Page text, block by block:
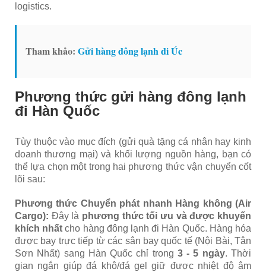
logistics.
Tham khảo: Gửi hàng đông lạnh đi Úc
Phương thức gửi hàng đông lạnh
đi Hàn Quốc
Tùy thuộc vào mục đích (gửi quà tặng cá nhân hay kinh
doanh thương mại) và khối lượng nguồn hàng, bạn có
thể lựa chọn một trong hai phương thức vận chuyển cốt
lõi sau:
Phương thức Chuyển phát nhanh Hàng không (Air
Cargo): Đây là phương thức tối ưu và được khuyến
khích nhất cho hàng đông lạnh đi Hàn Quốc. Hàng hóa
được bay trực tiếp từ các sân bay quốc tế (Nội Bài, Tân
Sơn Nhất) sang Hàn Quốc chỉ trong 3 - 5 ngày. Thời
gian ngắn giúp đá khô/đá gel giữ được nhiệt độ âm